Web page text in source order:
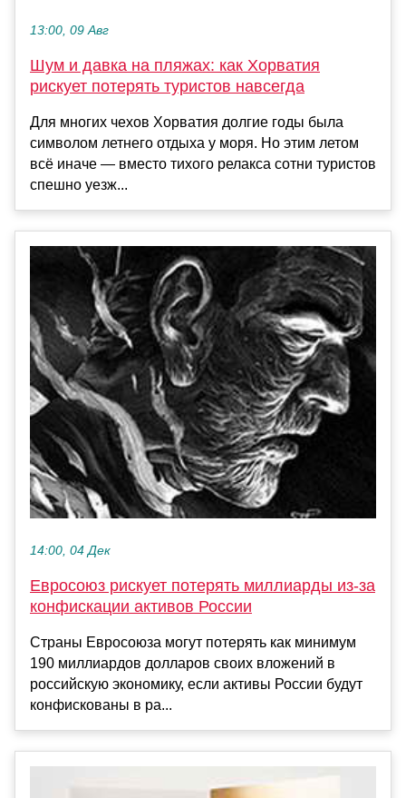
13:00, 09 Авг
Шум и давка на пляжах: как Хорватия
рискует потерять туристов навсегда
Для многих чехов Хорватия долгие годы была
символом летнего отдыха у моря. Но этим летом
всё иначе — вместо тихого релакса сотни туристов
спешно уезж...
14:00, 04 Дек
Евросоюз рискует потерять миллиарды из-за
конфискации активов России
Страны Евросоюза могут потерять как минимум
190 миллиардов долларов своих вложений в
российскую экономику, если активы России будут
конфискованы в ра...